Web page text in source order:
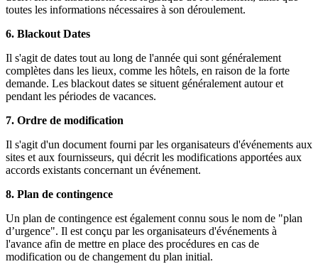
toutes les informations nécessaires à son déroulement.
6. Blackout Dates
Il s'agit de dates tout au long de l'année qui sont généralement
complètes dans les lieux, comme les hôtels, en raison de la forte
demande. Les blackout dates se situent généralement autour et
pendant les périodes de vacances.
7. Ordre de modification
Il s'agit d'un document fourni par les organisateurs d'événements aux
sites et aux fournisseurs, qui décrit les modifications apportées aux
accords existants concernant un événement.
8. Plan de contingence
Un plan de contingence est également connu sous le nom de "plan
d’urgence". Il est conçu par les organisateurs d'événements à
l'avance afin de mettre en place des procédures en cas de
modification ou de changement du plan initial.